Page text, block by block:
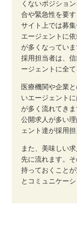
くないポジショ
合や緊急性を要
サイト上では募
エージェントに
が多くなっていま
採用担当者は、
ージェントに全て
医療機関や企業
いエージェント
が多く流れてき
公開求人が多い
ェント達が採用
また、美味しい
先に流れます。
持っておくこと
とコミュニケー